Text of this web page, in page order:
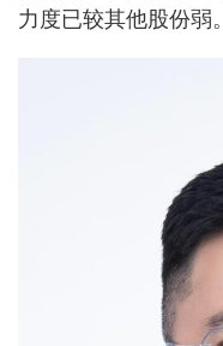
力度已较其他股份弱。